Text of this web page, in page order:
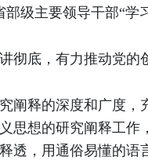
级主要领导干部“学
彻底，有力推动党的
阐释的深度和广度
思想的研究阐释工
透，用通俗易懂的